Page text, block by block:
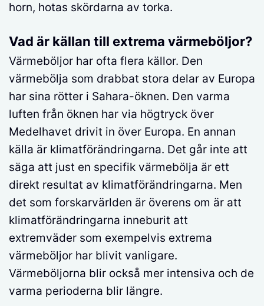
horn, hotas skördarna av torka.
Vad är källan till extrema värmeböljor?
Värmeböljor har ofta flera källor. Den
värmebölja som drabbat stora delar av Europa
har sina rötter i Sahara-öknen. Den varma
luften från öknen har via högtryck över
Medelhavet drivit in över Europa. En annan
källa är klimatförändringarna. Det går inte att
säga att just en specifik värmebölja är ett
direkt resultat av klimatförändringarna. Men
det som forskarvärlden är överens om är att
klimatförändringarna inneburit att
extremväder som exempelvis extrema
värmeböljor har blivit vanligare.
Värmeböljorna blir också mer intensiva och de
varma perioderna blir längre.